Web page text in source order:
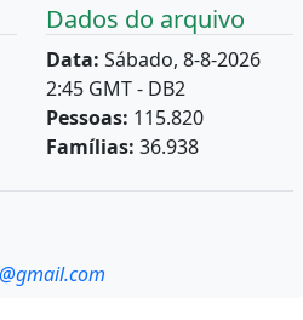
Dados do arquivo
Data: Sábado, 8-8-2026
2:45 GMT - DB2
Pessoas: 115.820
Famílias: 36.938